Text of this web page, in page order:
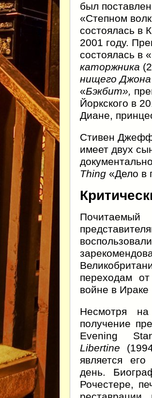
был
«Степном
состоялась в
2001 году.
состоялась в
каторжника
нищего
«Бэкбит»,
Йоркского в
Диане,
Стивен
имеет двух
Thing «Дело в
Почитаемый
переходам
войне в Ираке
Несмотря
получение
Evening
Libertine
является
день.
Рочестере,